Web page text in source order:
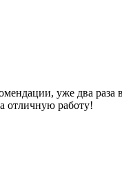
уже два раза
отличную работу!